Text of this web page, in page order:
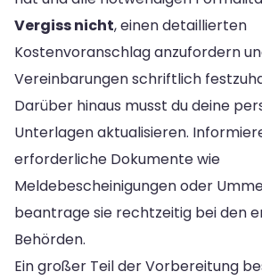
Vergiss nicht, einen detaillierten
Kostenvoranschlag anzufordern
Vereinbarungen schriftlich
Darüber hinaus musst du deine
Unterlagen aktualisieren.
erforderliche Dokumente wie
Meldebescheinigungen oder
beantrage sie rechtzeitig bei den
Behörden.
Ein großer Teil der Vorbereitung